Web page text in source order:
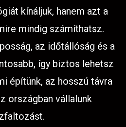
kínáljuk, hanem azt a
mindig számíthatsz.
az időtállóság és a
így biztos lehetsz
építünk, az hosszú távra
országban vállalunk